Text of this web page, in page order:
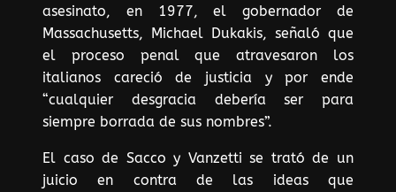
asesinato, en 1977, el gobernador de
Massachusetts, Michael Dukakis, señaló que
el proceso penal que atravesaron los
italianos careció de justicia y por ende
“cualquier desgracia debería ser para
siempre borrada de sus nombres”.
El caso de Sacco y Vanzetti se trató de un
juicio en contra de las ideas que